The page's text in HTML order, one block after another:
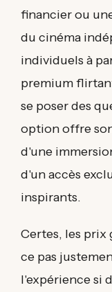
financier ou
du cinéma
individuels à
premium
se poser des
option offre
d'une
d'un accès
inspirants.
Certes, les prix
ce pas
l'expérience si